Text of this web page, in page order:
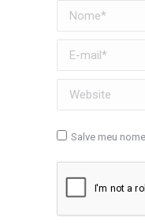
Nome *
E-mail *
Website
Salve meu